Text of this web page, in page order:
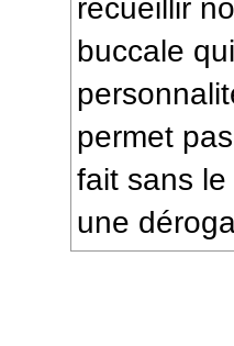
recueillir
buccale
permet
fait sans
une